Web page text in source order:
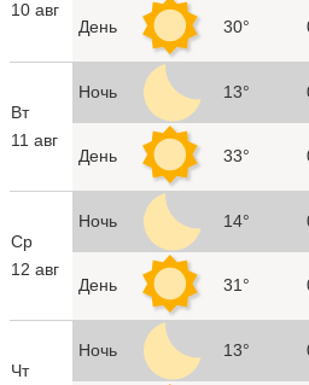
10 авг
День 30°
Вт
11 авг
Ночь 13°
День 33°
Ср
12 авг
Ночь 14°
День 31°
Чт
Ночь 13°